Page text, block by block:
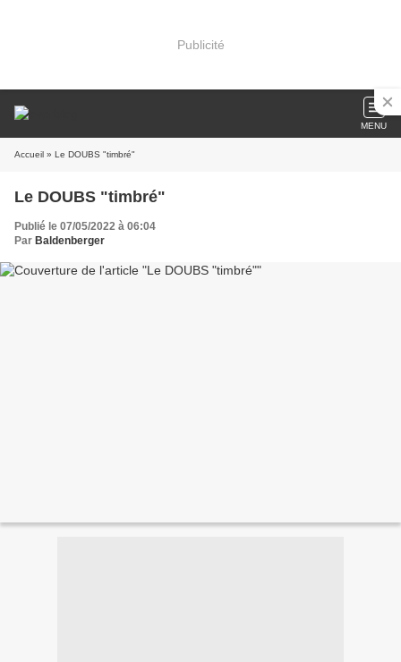
Publicité
MENU
Accueil » Le DOUBS "timbré"
Le DOUBS "timbré"
Publié le 07/05/2022 à 06:04
Par Baldenberger